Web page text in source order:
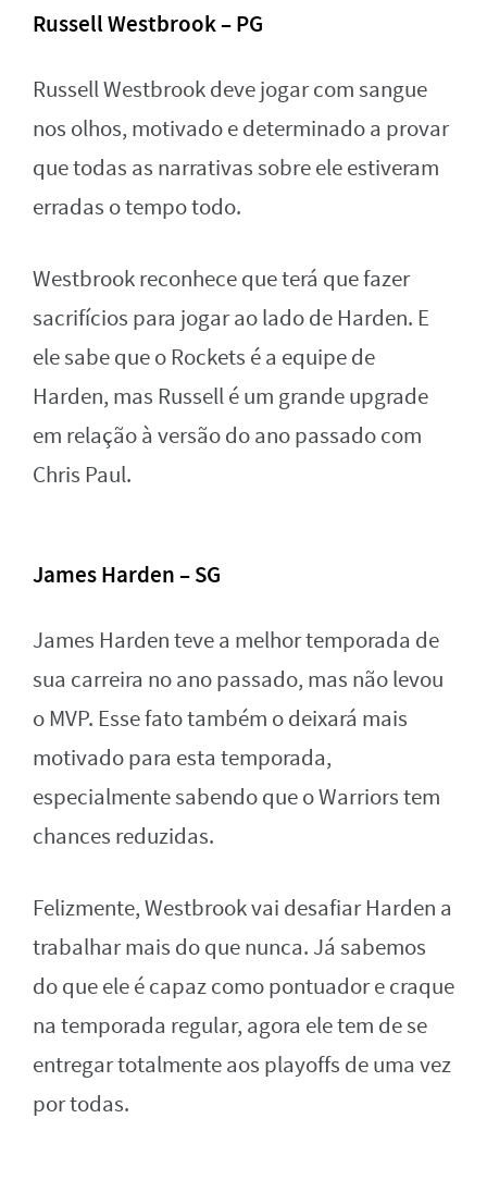
Russell Westbrook – PG
Russell Westbrook deve jogar com sangue
nos olhos, motivado e determinado a provar
que todas as narrativas sobre ele estiveram
erradas o tempo todo.
Westbrook reconhece que terá que fazer
sacrifícios para jogar ao lado de Harden. E
ele sabe que o Rockets é a equipe de
Harden, mas Russell é um grande upgrade
em relação à versão do ano passado com
Chris Paul.
James Harden – SG
James Harden teve a melhor temporada de
sua carreira no ano passado, mas não levou
o MVP. Esse fato também o deixará mais
motivado para esta temporada,
especialmente sabendo que o Warriors tem
chances reduzidas.
Felizmente, Westbrook vai desafiar Harden a
trabalhar mais do que nunca. Já sabemos
do que ele é capaz como pontuador e craque
na temporada regular, agora ele tem de se
entregar totalmente aos playoffs de uma vez
por todas.